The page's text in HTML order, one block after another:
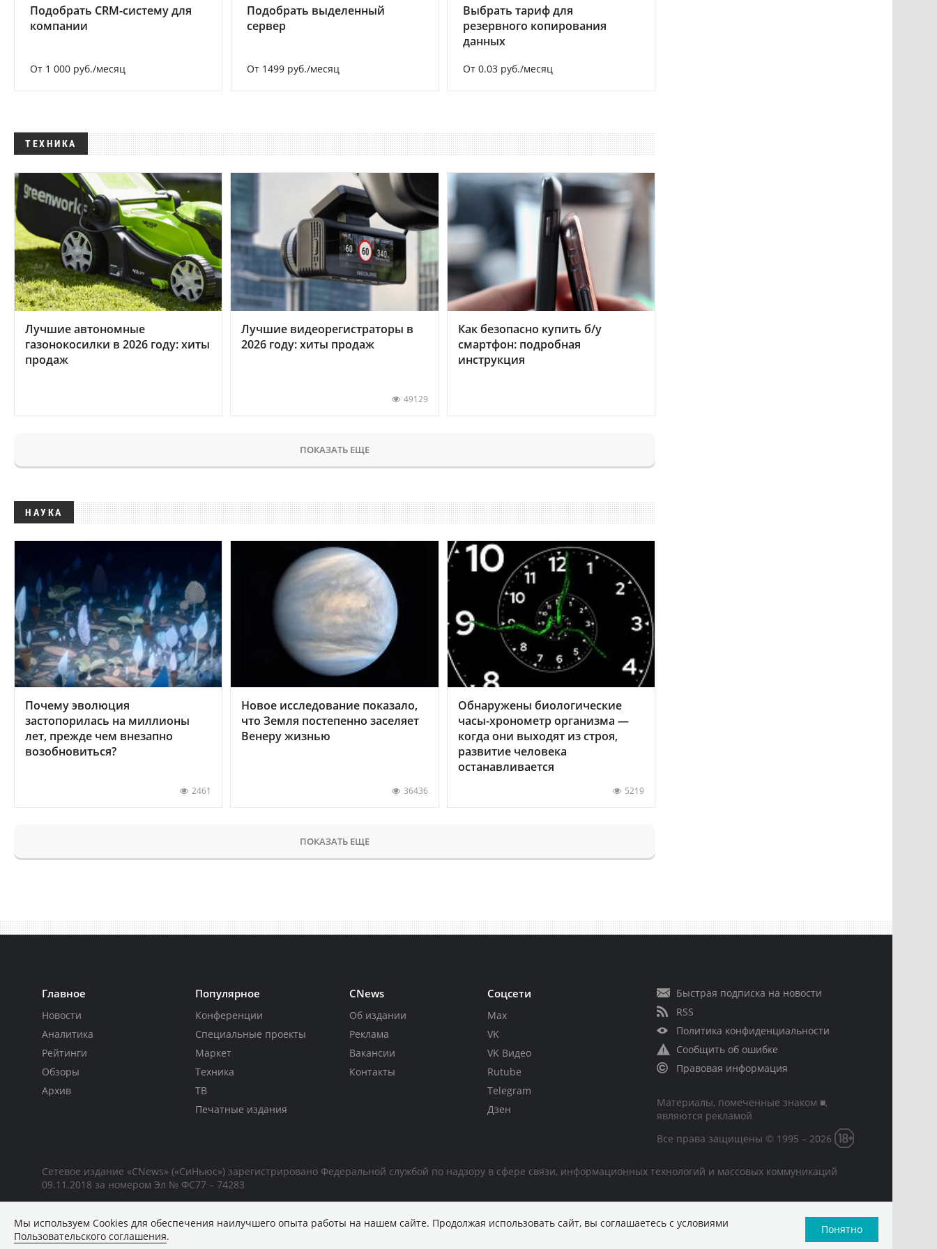
Подобрать CRM-систему для
компании
От 1 000 руб./месяц
Подобрать выделенный
сервер
От 1499 руб./месяц
Выбрать тариф для
резервного копирования
данных
От 0.03 руб./месяц
ТЕХНИКА
Лучшие автономные
газонокосилки в 2026 году: хиты
продаж
Лучшие видеорегистраторы в
2026 году: хиты продаж
49129
Как безопасно купить б/у
смартфон: подробная
инструкция
ПОКАЗАТЬ ЕЩЕ
НАУКА
Почему эволюция
застопорилась на миллионы
лет, прежде чем внезапно
возобновиться?
2461
Новое исследование показало,
что Земля постепенно заселяет
Венеру жизнью
36436
Обнаружены биологические
часы-хронометр организма —
когда они выходят из строя,
развитие человека
останавливается
5219
ПОКАЗАТЬ ЕЩЕ
Главное
Новости
Аналитика
Рейтинги
Обзоры
Архив
Популярное
Конференции
Специальные проекты
Маркет
Техника
ТВ
Печатные издания
CNews
Об издании
Реклама
Вакансии
Контакты
Соцсети
Max
VK
VK Видео
Rutube
Telegram
Дзен
Быстрая подписка на новости
RSS
Политика конфиденциальности
Сообщить об ошибке
Правовая информация
Материалы, помеченные знаком ■,
являются рекламой
Все права защищены © 1995 – 2026
Сетевое издание «CNews» («СиНьюс») зарегистрировано Федеральной службой по надзору в сфере связи, информационных технологий и массовых коммуникаций
09.11.2018 за номером Эл № ФС77 – 74283
Мы используем Сookies для обеспечения наилучшего опыта работы на нашем сайте. Продолжая использовать сайт, вы соглашаетесь с условиями
Пользовательского соглашения.
Понятно